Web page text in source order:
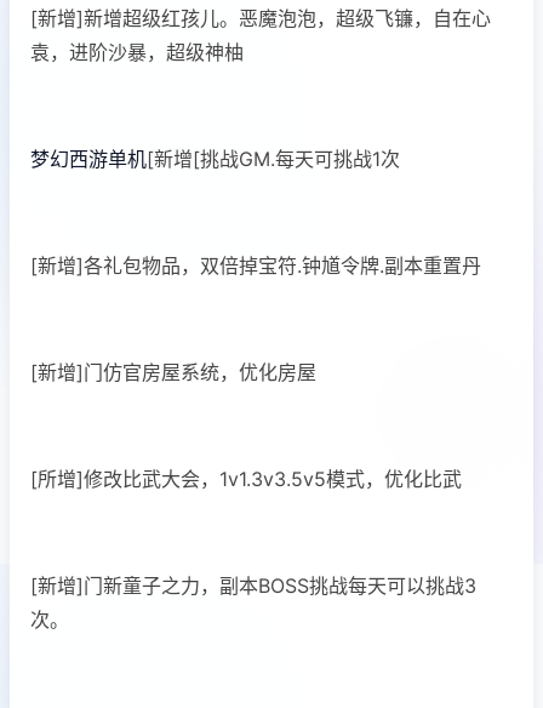
[新增]新增超级红孩儿。恶魔泡泡，超级飞镰，自在心
袁，进阶沙暴，超级神柚
梦幻西游单机[新增[挑战GM.每天可挑战1次
[新增]各礼包物品，双倍掉宝符.钟馗令牌.副本重置丹
[新增]门仿官房屋系统，优化房屋
[所增]修改比武大会，1v1.3v3.5v5模式，优化比武
[新增]门新童子之力，副本BOSS挑战每天可以挑战3
次。